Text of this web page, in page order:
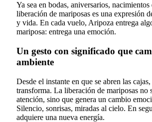
Ya sea en bodas, aniversarios, nacimientos
liberación de mariposas es una expresión
y vida. En cada vuelo, Aripoza entrega
mariposa: entrega una emoción.
Un gesto con significado que
ambiente
Desde el instante en que se abren las
transforma. La liberación de mariposas no
atención, sino que genera un cambio
Silencio, sonrisas, miradas al cielo. En
adquiere una nueva energía.